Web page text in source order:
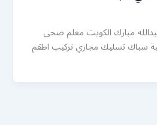
مبارك الكويت معلم صحي
سباك تسليك مجاري تركيب اطقم